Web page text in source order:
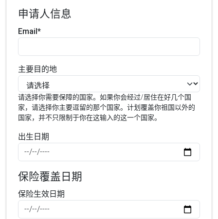
申请人信息
Email*
主要目的地
请选择你需要保障的国家。如果你会经过/居住在好几个国
家，请选择你主要逗留的那个国家。计划覆盖你祖国以外的
国家，并不只限制于你在这输入的这一个国家。
出生日期
保险覆盖日期
保险生效日期